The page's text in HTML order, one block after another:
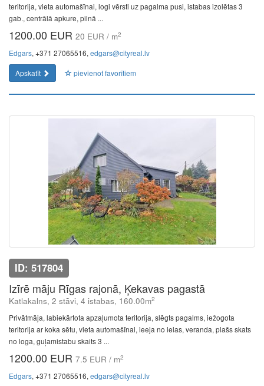
teritorija, vieta automašīnai, logi vērsti uz pagalma pusi, istabas izolētas 3
gab., centrālā apkure, pilnā ...
1200.00 EUR 20 EUR / m2
Edgars, +371 27065516, edgars@cityreal.lv
Apskatīt
pievienot favorītiem
ID: 517804
Izīrē māju Rīgas rajonā, Ķekavas pagastā
Katlakalns, 2 stāvi, 4 istabas, 160.00m2
Privātmāja, labiekārtota apzaļumota teritorija, slēgts pagalms, iežogota
teritorija ar koka sētu, vieta automašīnai, ieeja no ielas, veranda, plašs skats
no loga, guļamistabu skaits 3 ...
1200.00 EUR 7.5 EUR / m2
Edgars, +371 27065516, edgars@cityreal.lv